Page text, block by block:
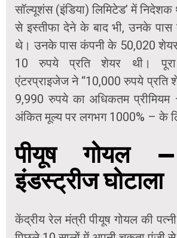
सॉल्यूशंस (इंडिया) लिमिटेड’ में
से इस्तीफा देने के बाद भी, उनके
थे। उनके पास कंपनी के 50,020
10 रुपये प्रति शेयर थी। पूरा
एंटरप्राइजेज ने “10,000 रुपये प्रति
9,990 रुपये का अधिकतम
अंकित मूल्य पर लगभग 1000% – के
पीयूष गोयल —
इंडस्ट्रीज घोटाला
केंद्रीय रेल मंत्री पीयूष गोयल की